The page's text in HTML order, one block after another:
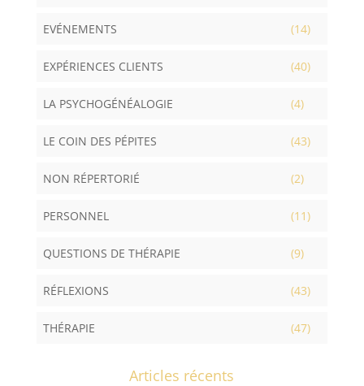
EVÉNEMENTS (14)
EXPÉRIENCES CLIENTS (40)
LA PSYCHOGÉNÉALOGIE (4)
LE COIN DES PÉPITES (43)
NON RÉPERTORIÉ (2)
PERSONNEL (11)
QUESTIONS DE THÉRAPIE (9)
RÉFLEXIONS (43)
THÉRAPIE (47)
Articles récents